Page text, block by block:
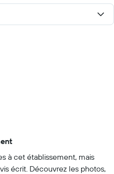
à cet établissement, mais
écrit. Découvrez les photos,